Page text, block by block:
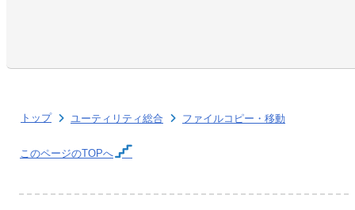
トップ ユーティリティ総合 ファイルコピー・移動
このページのTOPへ